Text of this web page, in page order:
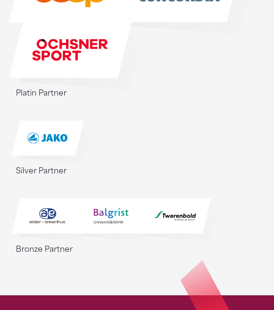
Platin Partner
Silver Partner
Bronze Partner